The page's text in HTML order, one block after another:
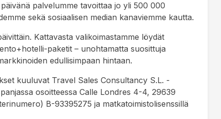
palvelumme tavoittaa jo yli 500 000
sekä sosiaalisen median kanaviemme kautta.
Kattavasta valikoimastamme löydät
paketit – unohtamatta suosittuja
edullisimpaan hintaan.
kuuluvat Travel Sales Consultancy S.L. -
osoitteessa Calle Londres 4-4, 29639
B-93395275 ja matkatoimistolisenssillä